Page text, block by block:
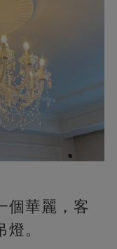
個華麗，客
。